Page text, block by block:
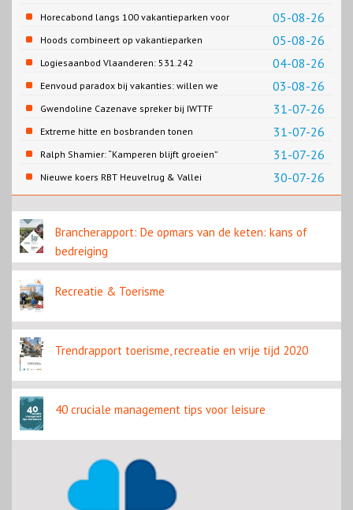
05-08-26
Horecabond langs 100 vakantieparken voor
Cao-recreatie
05-08-26
Hoods combineert op vakantieparken
recreatie en wonen
04-08-26
Logiesaanbod Vlaanderen: 531.242
slaapplaatsen
03-08-26
Eenvoud paradox bij vakanties: willen we
eenvoud of toch goed verzorgd?
31-07-26
Gwendoline Cazenave spreker bij IWTTF
congres in Utrecht
31-07-26
Extreme hitte en bosbranden tonen
noodzaak snellere verduurzaming
31-07-26
Ralph Shamier: “Kamperen blijft groeien”
30-07-26
Nieuwe koers RBT Heuvelrug & Vallei
zichtbaar in eerste resultaten 2026
Brancherapport: De opmars van de keten: kans of
bedreiging
Recreatie & Toerisme
Trendrapport toerisme, recreatie en vrije tijd 2020
40 cruciale management tips voor leisure